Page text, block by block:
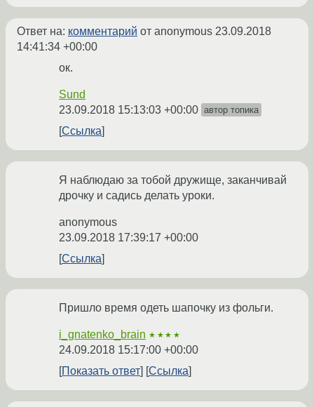
Ответ на: комментарий от anonymous 23.09.2018
14:41:34 +00:00
ок.
Sund
23.09.2018 15:13:03 +00:00 автор топика
Ссылка
Я наблюдаю за тобой дружище, заканчивай
дрочку и садись делать уроки.
anonymous
23.09.2018 17:39:17 +00:00
Ссылка
Пришло время одеть шапочку из фольги.
i_gnatenko_brain ★★★★
24.09.2018 15:17:00 +00:00
Показать ответ
Ссылка